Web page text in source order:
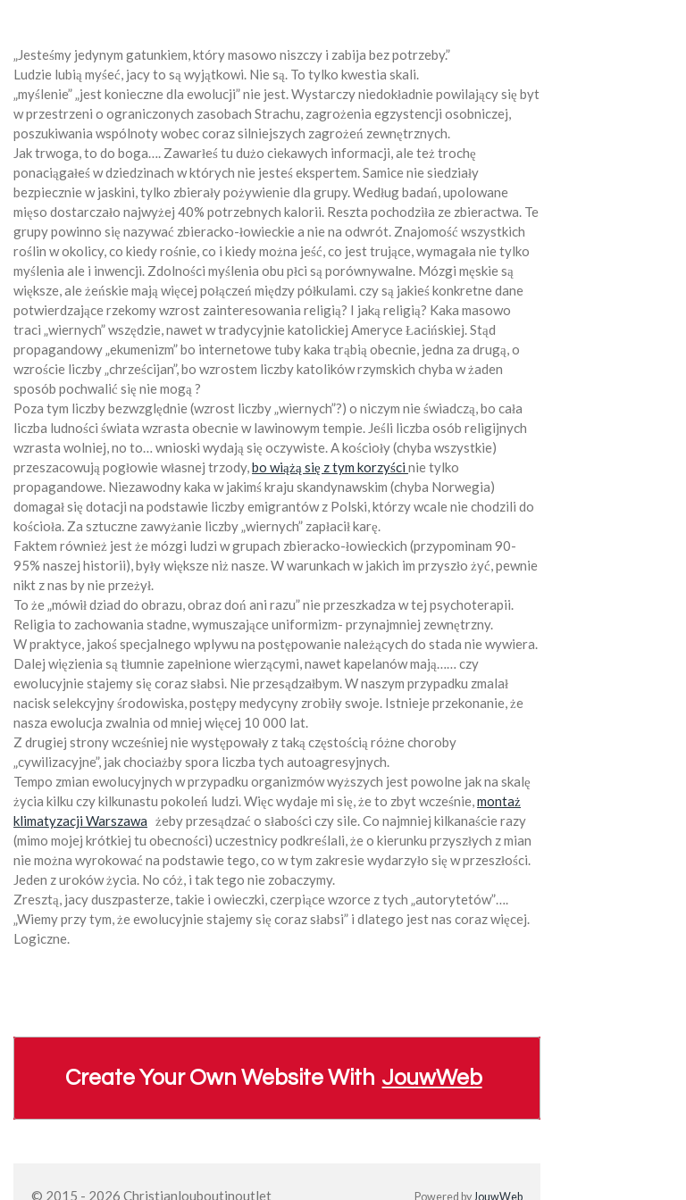
„Jesteśmy jedynym gatunkiem, który masowo niszczy i zabija bez potrzeby.”
Ludzie lubią myśeć, jacy to są wyjątkowi. Nie są. To tylko kwestia skali.
„myślenie” „jest konieczne dla ewolucji” nie jest. Wystarczy niedokładnie powilający się byt
w przestrzeni o ograniczonych zasobach Strachu, zagrożenia egzystencji osobniczej,
poszukiwania wspólnoty wobec coraz silniejszych zagrożeń zewnętrznych.
Jak trwoga, to do boga…. Zawarłeś tu dużo ciekawych informacji, ale też trochę
ponaciągałeś w dziedzinach w których nie jesteś ekspertem. Samice nie siedziały
bezpiecznie w jaskini, tylko zbierały pożywienie dla grupy. Według badań, upolowane
mięso dostarczało najwyżej 40% potrzebnych kalorii. Reszta pochodziła ze zbieractwa. Te
grupy powinno się nazywać zbieracko-łowieckie a nie na odwrót. Znajomość wszystkich
roślin w okolicy, co kiedy rośnie, co i kiedy można jeść, co jest trujące, wymagała nie tylko
myślenia ale i inwencji. Zdolności myślenia obu płci są porównywalne. Mózgi męskie są
większe, ale żeńskie mają więcej połączeń między półkulami. czy są jakieś konkretne dane
potwierdzające rzekomy wzrost zainteresowania religią? I jaką religią? Kaka masowo
traci „wiernych” wszędzie, nawet w tradycyjnie katolickiej Ameryce Łacińskiej. Stąd
propagandowy „ekumenizm” bo internetowe tuby kaka trąbią obecnie, jedna za drugą, o
wzroście liczby „chrześcijan”, bo wzrostem liczby katolików rzymskich chyba w żaden
sposób pochwalić się nie mogą ?
Poza tym liczby bezwzględnie (wzrost liczby „wiernych”?) o niczym nie świadczą, bo cała
liczba ludności świata wzrasta obecnie w lawinowym tempie. Jeśli liczba osób religijnych
wzrasta wolniej, no to… wnioski wydają się oczywiste. A kościoły (chyba wszystkie)
przeszacowują pogłowie własnej trzody,bo wiążą się z tym korzyścinie tylko
propagandowe. Niezawodny kaka w jakimś kraju skandynawskim (chyba Norwegia)
domagał się dotacji na podstawie liczby emigrantów z Polski, którzy wcale nie chodzili do
kościoła. Za sztuczne zawyżanie liczby „wiernych” zapłacił karę.
Faktem również jest że mózgi ludzi w grupach zbieracko-łowieckich (przypominam 90-
95% naszej historii), były większe niż nasze. W warunkach w jakich im przyszło żyć, pewnie
nikt z nas by nie przeżył.
To że „mówił dziad do obrazu, obraz doń ani razu” nie przeszkadza w tej psychoterapii.
Religia to zachowania stadne, wymuszające uniformizm- przynajmniej zewnętrzny.
W praktyce, jakoś specjalnego wplywu na postępowanie należących do stada nie wywiera.
Dalej więzienia są tłumnie zapełnione wierzącymi, nawet kapelanów mają……czy
ewolucyjnie stajemy się coraz słabsi. Nie przesądzałbym. W naszym przypadku zmalał
nacisk selekcyjny środowiska, postępy medycyny zrobiły swoje. Istnieje przekonanie, że
nasza ewolucja zwalnia od mniej więcej 10 000 lat.
Z drugiej strony wcześniej nie występowały z taką częstością różne choroby
„cywilizacyjne”, jak chociażby spora liczba tych autoagresyjnych.
Tempo zmian ewolucyjnych w przypadku organizmów wyższych jest powolne jak na skalę
życia kilku czy kilkunastu pokoleń ludzi. Więc wydaje mi się, że to zbyt wcześnie,montaż
klimatyzacji Warszawa żeby przesądzać o słabości czy sile. Co najmniej kilkanaście razy
(mimo mojej krótkiej tu obecności) uczestnicy podkreślali, że o kierunku przyszłych z mian
nie można wyrokować na podstawie tego, co w tym zakresie wydarzyło się w przeszłości.
Jeden z uroków życia. No cóż, i tak tego nie zobaczymy.
Zresztą, jacy duszpasterze, takie i owieczki, czerpiące wzorce z tych „autorytetów”….
„Wiemy przy tym, że ewolucyjnie stajemy się coraz słabsi” i dlatego jest nas coraz więcej.
Logiczne.
Create Your Own Website With JouwWeb
© 2015 - 2026 Christianlouboutinoutlet Powered by JouwWeb